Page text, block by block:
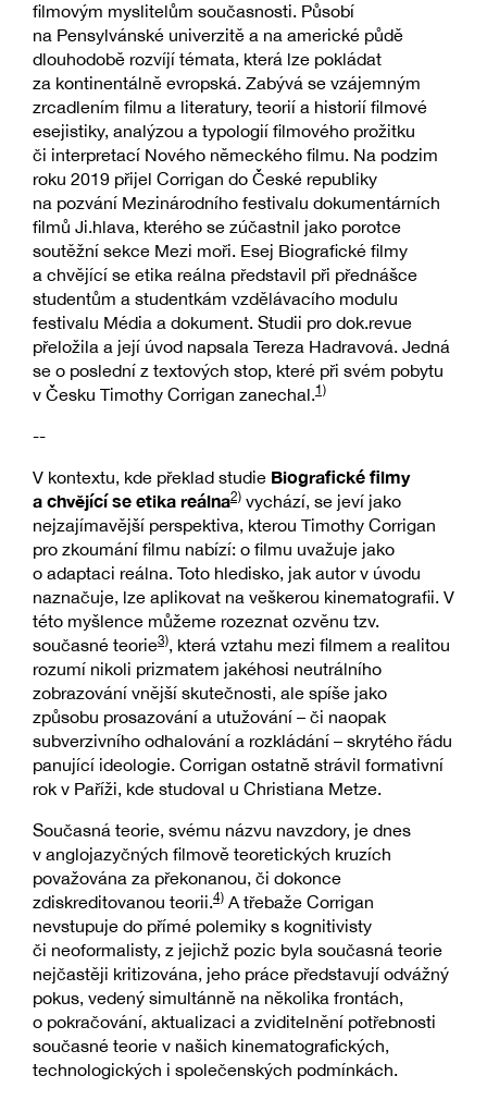
filmovým myslitelům současnosti. Působí
na Pensylvánské univerzitě a na americké půdě
dlouhodobě rozvíjí témata, která lze pokládat
za kontinentálně evropská. Zabývá se vzájemným
zrcadlením filmu a literatury, teorií a historií filmové
esejistiky, analýzou a typologií filmového prožitku
či interpretací Nového německého filmu. Na podzim
roku 2019 přijel Corrigan do České republiky
na pozvání Mezinárodního festivalu dokumentárních
filmů Ji.hlava, kterého se zúčastnil jako porotce
soutěžní sekce Mezi moři. Esej Biografické filmy
a chvějící se etika reálna představil při přednášce
studentům a studentkám vzdělávacího modulu
festivalu Média a dokument. Studii pro dok.revue
přeložila a její úvod napsala Tereza Hadravová. Jedná
se o poslední z textových stop, které při svém pobytu
v Česku Timothy Corrigan zanechal.1)
--
V kontextu, kde překlad studie Biografické filmy
a chvějící se etika reálna2) vychází, se jeví jako
nejzajímavější perspektiva, kterou Timothy Corrigan
pro zkoumání filmu nabízí: o filmu uvažuje jako
o adaptaci reálna. Toto hledisko, jak autor v úvodu
naznačuje, lze aplikovat na veškerou kinematografii. V
této myšlence můžeme rozeznat ozvěnu tzv.
současné teorie3), která vztahu mezi filmem a realitou
rozumí nikoli prizmatem jakéhosi neutrálního
zobrazování vnější skutečnosti, ale spíše jako
způsobu prosazování a utužování – či naopak
subverzivního odhalování a rozkládání – skrytého řádu
panující ideologie. Corrigan ostatně strávil formativní
rok v Paříži, kde studoval u Christiana Metze.
Současná teorie, svému názvu navzdory, je dnes
v anglojazyčných filmově teoretických kruzích
považována za překonanou, či dokonce
zdiskreditovanou teorii.4) A třebaže Corrigan
nevstupuje do přímé polemiky s kognitivisty
či neoformalisty, z jejichž pozic byla současná teorie
nejčastěji kritizována, jeho práce představují odvážný
pokus, vedený simultánně na několika frontách,
o pokračování, aktualizaci a zviditelnění potřebnosti
současné teorie v našich kinematografických,
technologických i společenských podmínkách.